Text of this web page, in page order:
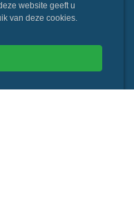
website geeft u
van deze cookies.